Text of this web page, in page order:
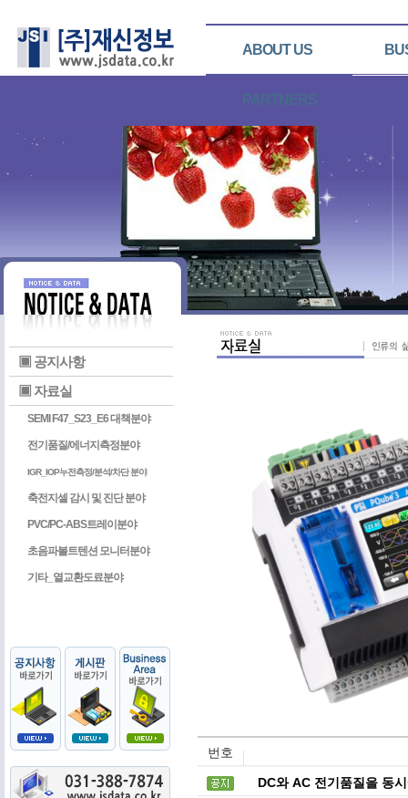
ABOUT US
PARTNERS
▣ 공지사항
▣ 자료실
SEMI F47_S23_E6 대책분야
전기품질/에너지측정분야
IGR_IOP누전측정/분석/차단 분야
축전지셀 감시 및 진단 분야
PVC/PC-ABS트레이분야
초음파볼트텐션 모니터분야
기타_열교환도료분야
번호
DC와 AC 전기품질을 동